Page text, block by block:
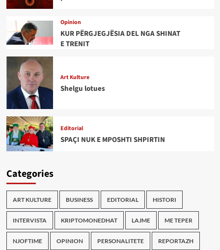
Opinion
KUR PËRGJEGJËSIA DEL NGA SHINAT
E TRENIT
Art Kulture
Shelgu lotues
Editorial
SPAÇI NUK E MPOSHTI SHPIRTIN
Categories
ART KULTURE BUSINESS EDITORIAL HISTORI
INTERVISTA KRIPTOMONEDHAT LAJME ME TEPER
NJOFTIME OPINION PERSONALITETE REPORTAZH